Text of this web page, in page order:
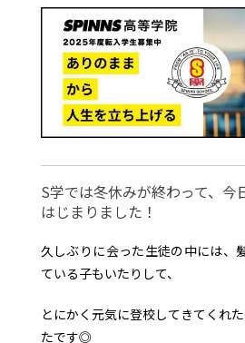
S学では冬休みが終わって、今
はじまりました！
久しぶりに会った生徒の中には、
ている子もいたりして、
とにかく元気に登校してきてくれ
たです◎